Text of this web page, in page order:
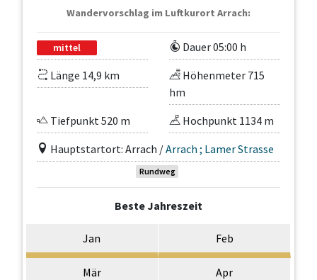
Wandervorschlag im Luftkurort Arrach:
mittel
Dauer 05:00 h
Länge 14,9 km
Höhenmeter 715
hm
Tiefpunkt 520 m
Hochpunkt 1134 m
Hauptstartort: Arrach /Arrach ; Lamer Strasse
Rundweg
Beste Jahreszeit
Jan Feb
Mär Apr